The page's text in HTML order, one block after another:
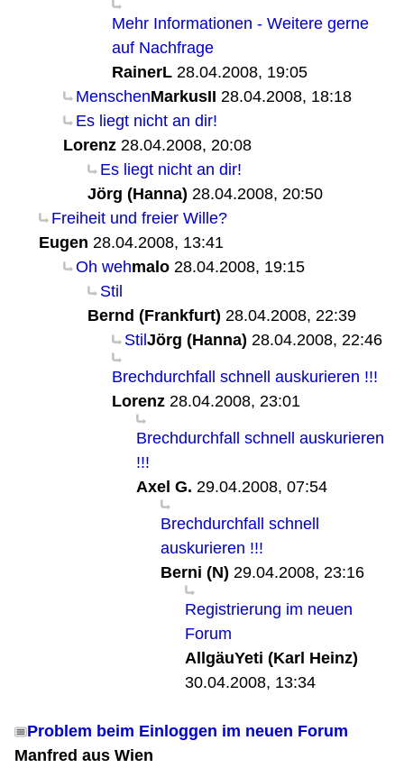
Mehr Informationen - Weitere gerne
auf Nachfrage
RainerL 28.04.2008, 19:05
MenschenMarkusII 28.04.2008, 18:18
Es liegt nicht an dir!
Lorenz 28.04.2008, 20:08
Es liegt nicht an dir!
Jörg (Hanna) 28.04.2008, 20:50
Freiheit und freier Wille?
Eugen 28.04.2008, 13:41
Oh wehmalo 28.04.2008, 19:15
Stil
Bernd (Frankfurt) 28.04.2008, 22:39
Stil Jörg (Hanna) 28.04.2008, 22:46
Brechdurchfall schnell auskurieren !!!
Lorenz 28.04.2008, 23:01
Brechdurchfall schnell auskurieren
!!!
Axel G. 29.04.2008, 07:54
Brechdurchfall schnell
auskurieren !!!
Berni (N) 29.04.2008, 23:16
Registrierung im neuen
Forum
AllgäuYeti (Karl Heinz)
30.04.2008, 13:34
Problem beim Einloggen im neuen Forum
Manfred aus Wien